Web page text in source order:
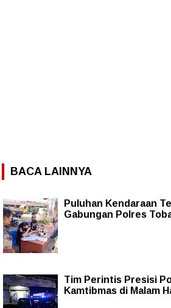
BACA LAINNYA
Puluhan Kendaraan
Gabungan Polres
Tim Perintis Presisi
Kamtibmas di Malam